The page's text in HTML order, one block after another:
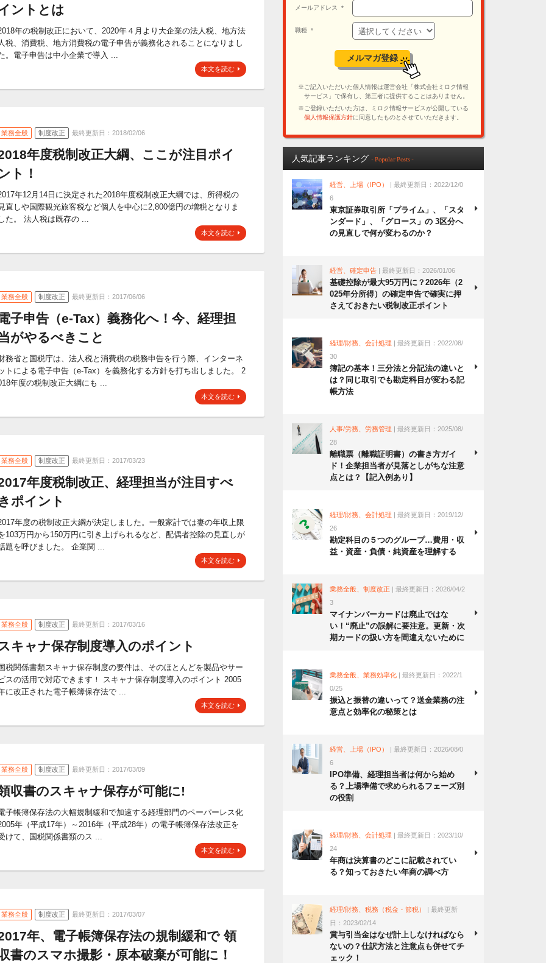
ントとは
年の税制改正において、2020年４月より大企業の法人税、地方法
税、消費税、地方消費税の電子申告が義務化されることになりまし
。電子申告は中小企業で導入 ...
本文を読む
業務全般 制度改正 最終更新日：2018/02/06
年度税制改正大綱、ここが注目ポイ
ト！
年12月14日に決定された2018年度税制改正大綱では、所得税の
直しや国際観光旅客税など個人を中心に2,800億円の増税となりま
た。 法人税は既存の ...
本文を読む
業務全般 制度改正 最終更新日：2017/06/06
子申告（e-Tax）義務化へ！今、経理担
がやるべきこと
務省と国税庁は、法人税と消費税の税務申告を行う際、インターネ
トによる電子申告（e-Tax）を義務化する方針を打ち出しました。 2
年度の税制改正大綱にも ...
本文を読む
業務全般 制度改正 最終更新日：2017/03/23
年度税制改正、経理担当が注目すべ
ポイント
年度の税制改正大綱が決定しました。一般家計では妻の年収上限
103万円から150万円に引き上げられるなど、配偶者控除の見直しが
題を呼びました。 企業関 ...
本文を読む
業務全般 制度改正 最終更新日：2017/03/16
キャナ保存制度導入のポイント
税関係書類スキャナ保存制度の要件は、そのほとんどを製品やサー
スの活用で対応できます！ スキャナ保存制度導入のポイント 2005
に改正された電子帳簿保存法で ...
本文を読む
業務全般 制度改正 最終更新日：2017/03/09
収書のスキャナ保存が可能に!
子帳簿保存法の大幅規制緩和で加速する経理部門のペーパーレス化
年（平成17年）～2016年（平成28年）の電子帳簿保存法改正を
けて、国税関係書類のス ...
本文を読む
業務全般 制度改正 最終更新日：2017/03/07
年、電子帳簿保存法の規制緩和で 領
書のスマホ撮影・原本破棄が可能に！
人気記事ランキング - Popular Posts -
経営、上場（IPO）
| 最終更新日：2022/12/0
6
東京証券取引所「プライム」、「スタ
ンダード」、「グロース」の 3区分へ
の見直しで何が変わるのか？
経営、確定申告 | 最終更新日：2026/01/06
基礎控除が最大95万円に？2026年（2
025年分所得）の確定申告で確実に押
さえておきたい税制改正ポイント
経理/財務、会計処理 | 最終更新日：2022/08/
30
簿記の基本！三分法と分記法の違いと
は？同じ取引でも勘定科目が変わる記
帳方法
人事/労務、労務管理 | 最終更新日：2025/08/
28
離職票（離職証明書）の書き方ガイ
ド！企業担当者が見落としがちな注意
点とは？【記入例あり】
経理/財務、会計処理 | 最終更新日：2019/12/
26
勘定科目の５つのグループ…費用・収
益・資産・負債・純資産を理解する
業務全般、制度改正 | 最終更新日：2026/04/2
3
マイナンバーカードは廃止ではな
い！“廃止”の誤解に要注意。更新・次
期カードの扱い方を間違えないために
業務全般、業務効率化 | 最終更新日：2022/1
0/25
振込と振替の違いって？送金業務の注
意点と効率化の秘策とは
経営、上場（IPO）
| 最終更新日：2026/08/0
6
IPO準備、経理担当者は何から始め
る？上場準備で求められるフェーズ別
の役割
経理/財務、会計処理 | 最終更新日：2023/10/
24
年商は決算書のどこに記載されてい
る？知っておきたい年商の調べ方
経理/財務、税務（税金・節税）
| 最終更新
日：2023/02/14
賞与引当金はなぜ計上しなければなら
ないの？仕訳方法と注意点も併せてチ
ェック！